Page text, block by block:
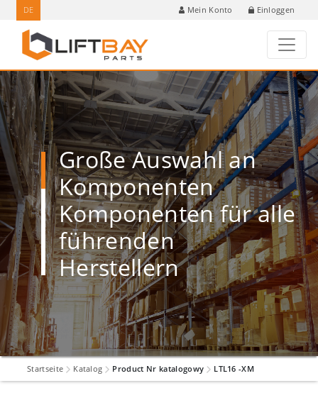
DE Mein Konto Einloggen
Große Auswahl an
Komponenten
Komponenten für alle
führenden
Herstellern
Startseite Katalog Product Nr katalogowy LTL16 -XM